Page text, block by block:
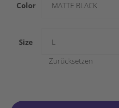
Color MATTE BLACK
Size
L
Zurücksetzen